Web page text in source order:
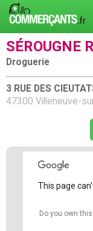
SÉROUGNE
Droguerie
3 RUE DES
47300 Villeneuve-
This page
Do you own